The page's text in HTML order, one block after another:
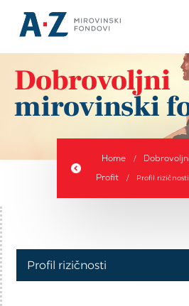
Dobrovoljni
mirovinski
Home /
Profit
/ Profil rizičnosti
Profil rizičnosti